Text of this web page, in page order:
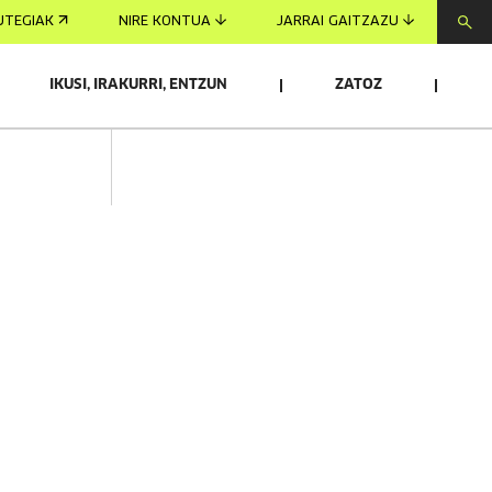
NIRE KONTUA JARRAI GAITZAZU
IKUSI, IRAKURRI, ENTZUN ZATOZ